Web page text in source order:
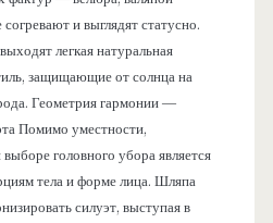
и выглядят статусно.
легкая натуральная
защищающие от солнца на
Геометрия гармонии —
Помимо уместности,
головного убора является
тела и форме лица. Шляпа
силуэт, выступая в